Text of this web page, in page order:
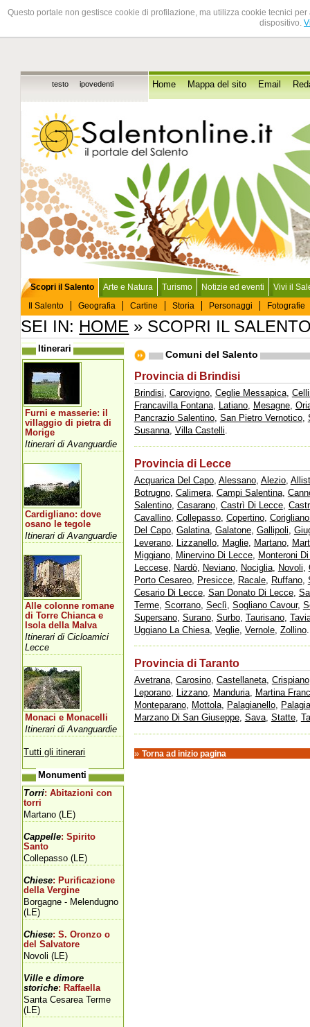
Questo portale non gestisce cookie di profilazione, ma utilizza cookie tecnici
dispositivo.
testo ipovedenti Home Mappa del sito Email
Scopri il Salento
Il Salento
Geografia Cartine Storia Personaggi Fotografie
Arte e Natura Turismo Notizie ed eventi Vivi il
SEI IN: HOME » SCOPRI IL
Comuni del Salento
Provincia di Brindisi
Brindisi Carovigno, Ceglie Messapica,
Francavilla Fontana, Latiano, Mesagne,
Pancrazio Salentino, San Pietro Vernotico,
Susanna, Villa Castelli
Provincia di Lecce
Acquarica Del Capo, Alessano, Alezio,
Botrugno, Calimera, Campi Salentina,
Salentino, Casarano, Castrì Di Lecce,
Cavallino, Collepasso, Copertino,
Del Capo, Galatina, Galatone, Gallipoli,
Leverano, Lizzanello, Maglie, Martano,
Miggiano, Minervino Di Lecce, Monteroni
Leccese, Nardò, Neviano, Nociglia, Novoli,
Porto Cesareo, Presicce, Racale, Ruffano,
Cesario Di Lecce, San Donato Di Lecce,
Terme, Scorrano, Seclì, Sogliano Cavour,
Supersano, Surano, Surbo, Taurisano,
Uggiano La Chiesa, Veglie, Vernole, Zollino.
Provincia di Taranto
Avetrana, Carosino, Castellaneta, Crispiano
Leporano, Lizzano, Manduria, Martina
Monteparano, Mottola, Palagianello,
Marzano Di San Giuseppe, Sava, Statte,
» Torna ad inizio pagina
Itinerari
Furni e masserie: il
villaggio di pietra di
Morige
Itinerari di Avanguardie
Cardigliano: dove
osano le tegole
Itinerari di Avanguardie
Alle colonne romane
di Torre Chianca e
Isola della Malva
Itinerari di Cicloamici
Lecce
Monaci e Monacelli
Itinerari di Avanguardie
Tutti gli itinerari
Monumenti
Torri: Abitazioni con
torri
Martano (LE)
Cappelle: Spirito
Santo
Collepasso (LE)
Chiese: Purificazione
della Vergine
Borgagne - Melendugno
(LE)
Chiese: S. Oronzo o
del Salvatore
Novoli (LE)
Ville e dimore
storiche: Raffaella
Santa Cesarea Terme
(LE)